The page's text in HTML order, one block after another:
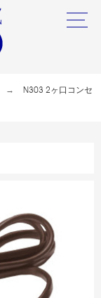
N303 2ヶ口コンセ